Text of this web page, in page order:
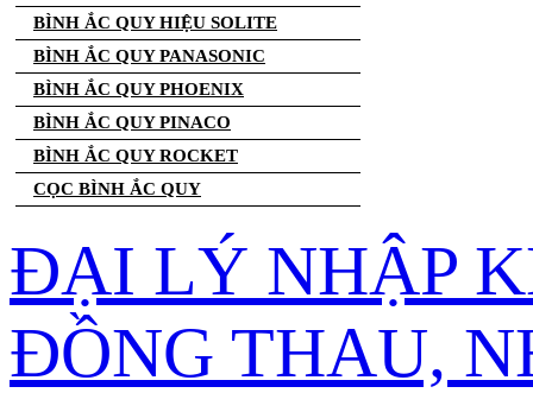
BÌNH ẮC QUY HIỆU SOLITE
BÌNH ẮC QUY PANASONIC
BÌNH ẮC QUY PHOENIX
BÌNH ẮC QUY PINACO
BÌNH ẮC QUY ROCKET
CỌC BÌNH ẮC QUY
ĐẠI LÝ NHẬP
ĐỒNG THAU,